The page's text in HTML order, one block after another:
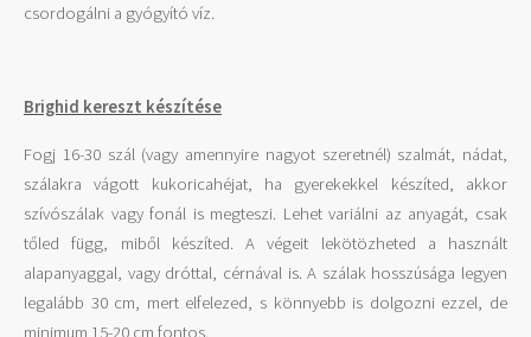
csordogálni a gyógyító víz.
Brighid kereszt készítése
Fogj 16-30 szál (vagy amennyire nagyot szeretnél) szalmát, nádat,
szálakra vágott kukoricahéjat, ha gyerekekkel készíted, akkor
szívószálak vagy fonál is megteszi. Lehet variálni az anyagát, csak
tőled függ, miből készíted. A végeit lekötözheted a használt
alapanyaggal, vagy dróttal, cérnával is. A szálak hosszúsága legyen
legalább 30 cm, mert elfelezed, s könnyebb is dolgozni ezzel, de
minimum 15-20 cm fontos.